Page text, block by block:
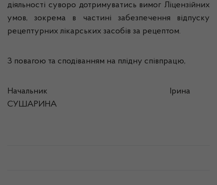
діяльності суворо дотримуватись вимог Ліцензійних
умов, зокрема в частині забезпечення відпуску
рецептурних лікарських засобів за рецептом.
З повагою та сподіванням на плідну співпрацю,
Начальник Ірина
СУШАРИНА